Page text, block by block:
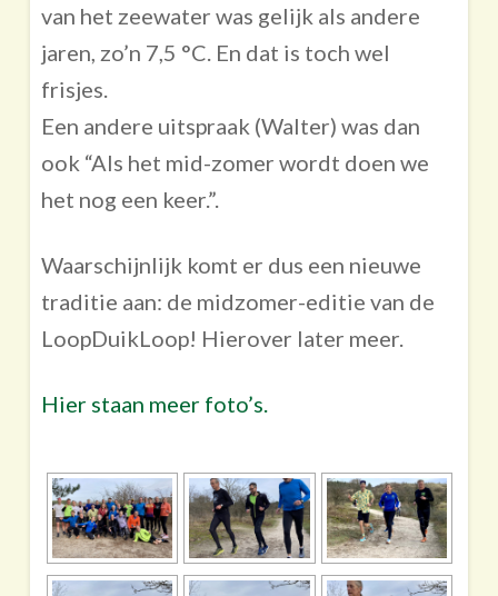
van het zeewater was gelijk als andere
jaren, zo’n 7,5 °C. En dat is toch wel
frisjes.
Een andere uitspraak (Walter) was dan
ook “Als het mid-zomer wordt doen we
het nog een keer.”.
Waarschijnlijk komt er dus een nieuwe
traditie aan: de midzomer-editie van de
LoopDuikLoop! Hierover later meer.
Hier staan meer foto’s.